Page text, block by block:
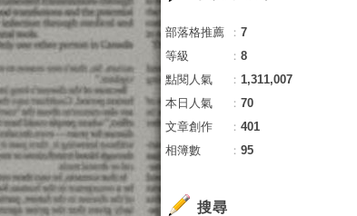
部落格推薦 ： 7
等級
： 8
點閱人氣
： 1,311,007
本日人氣
： 70
文章創作
： 401
相簿數
： 95
搜尋